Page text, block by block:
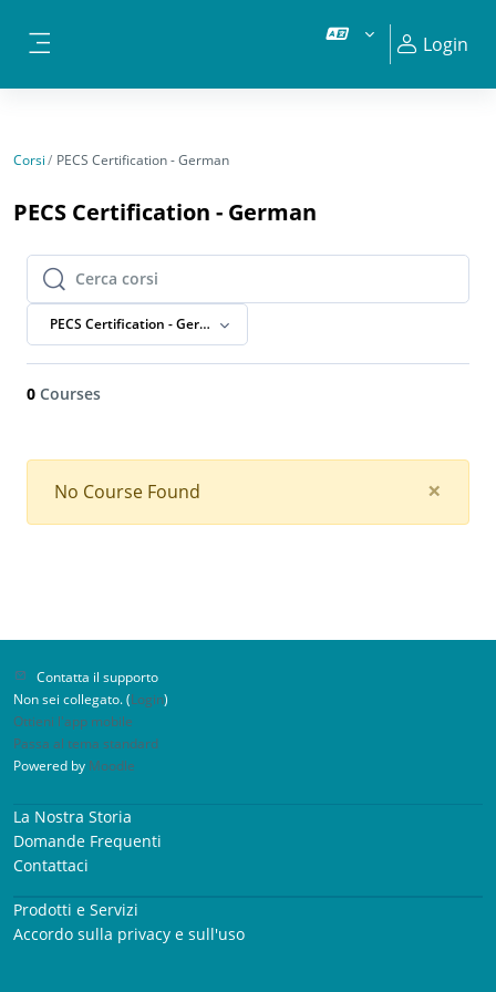
Login
Corsi PECS Certification - German
PECS Certification - German
Cerca corsi
Cerca corsi
PECS Certification - German
0 Courses
×
No Course Found
Contatta il supporto
Non sei collegato. (Login)
Ottieni l'app mobile
Passa al tema standard
Powered by Moodle
La Nostra Storia
Domande Frequenti
Contattaci
Prodotti e Servizi
Accordo sulla privacy e sull'uso